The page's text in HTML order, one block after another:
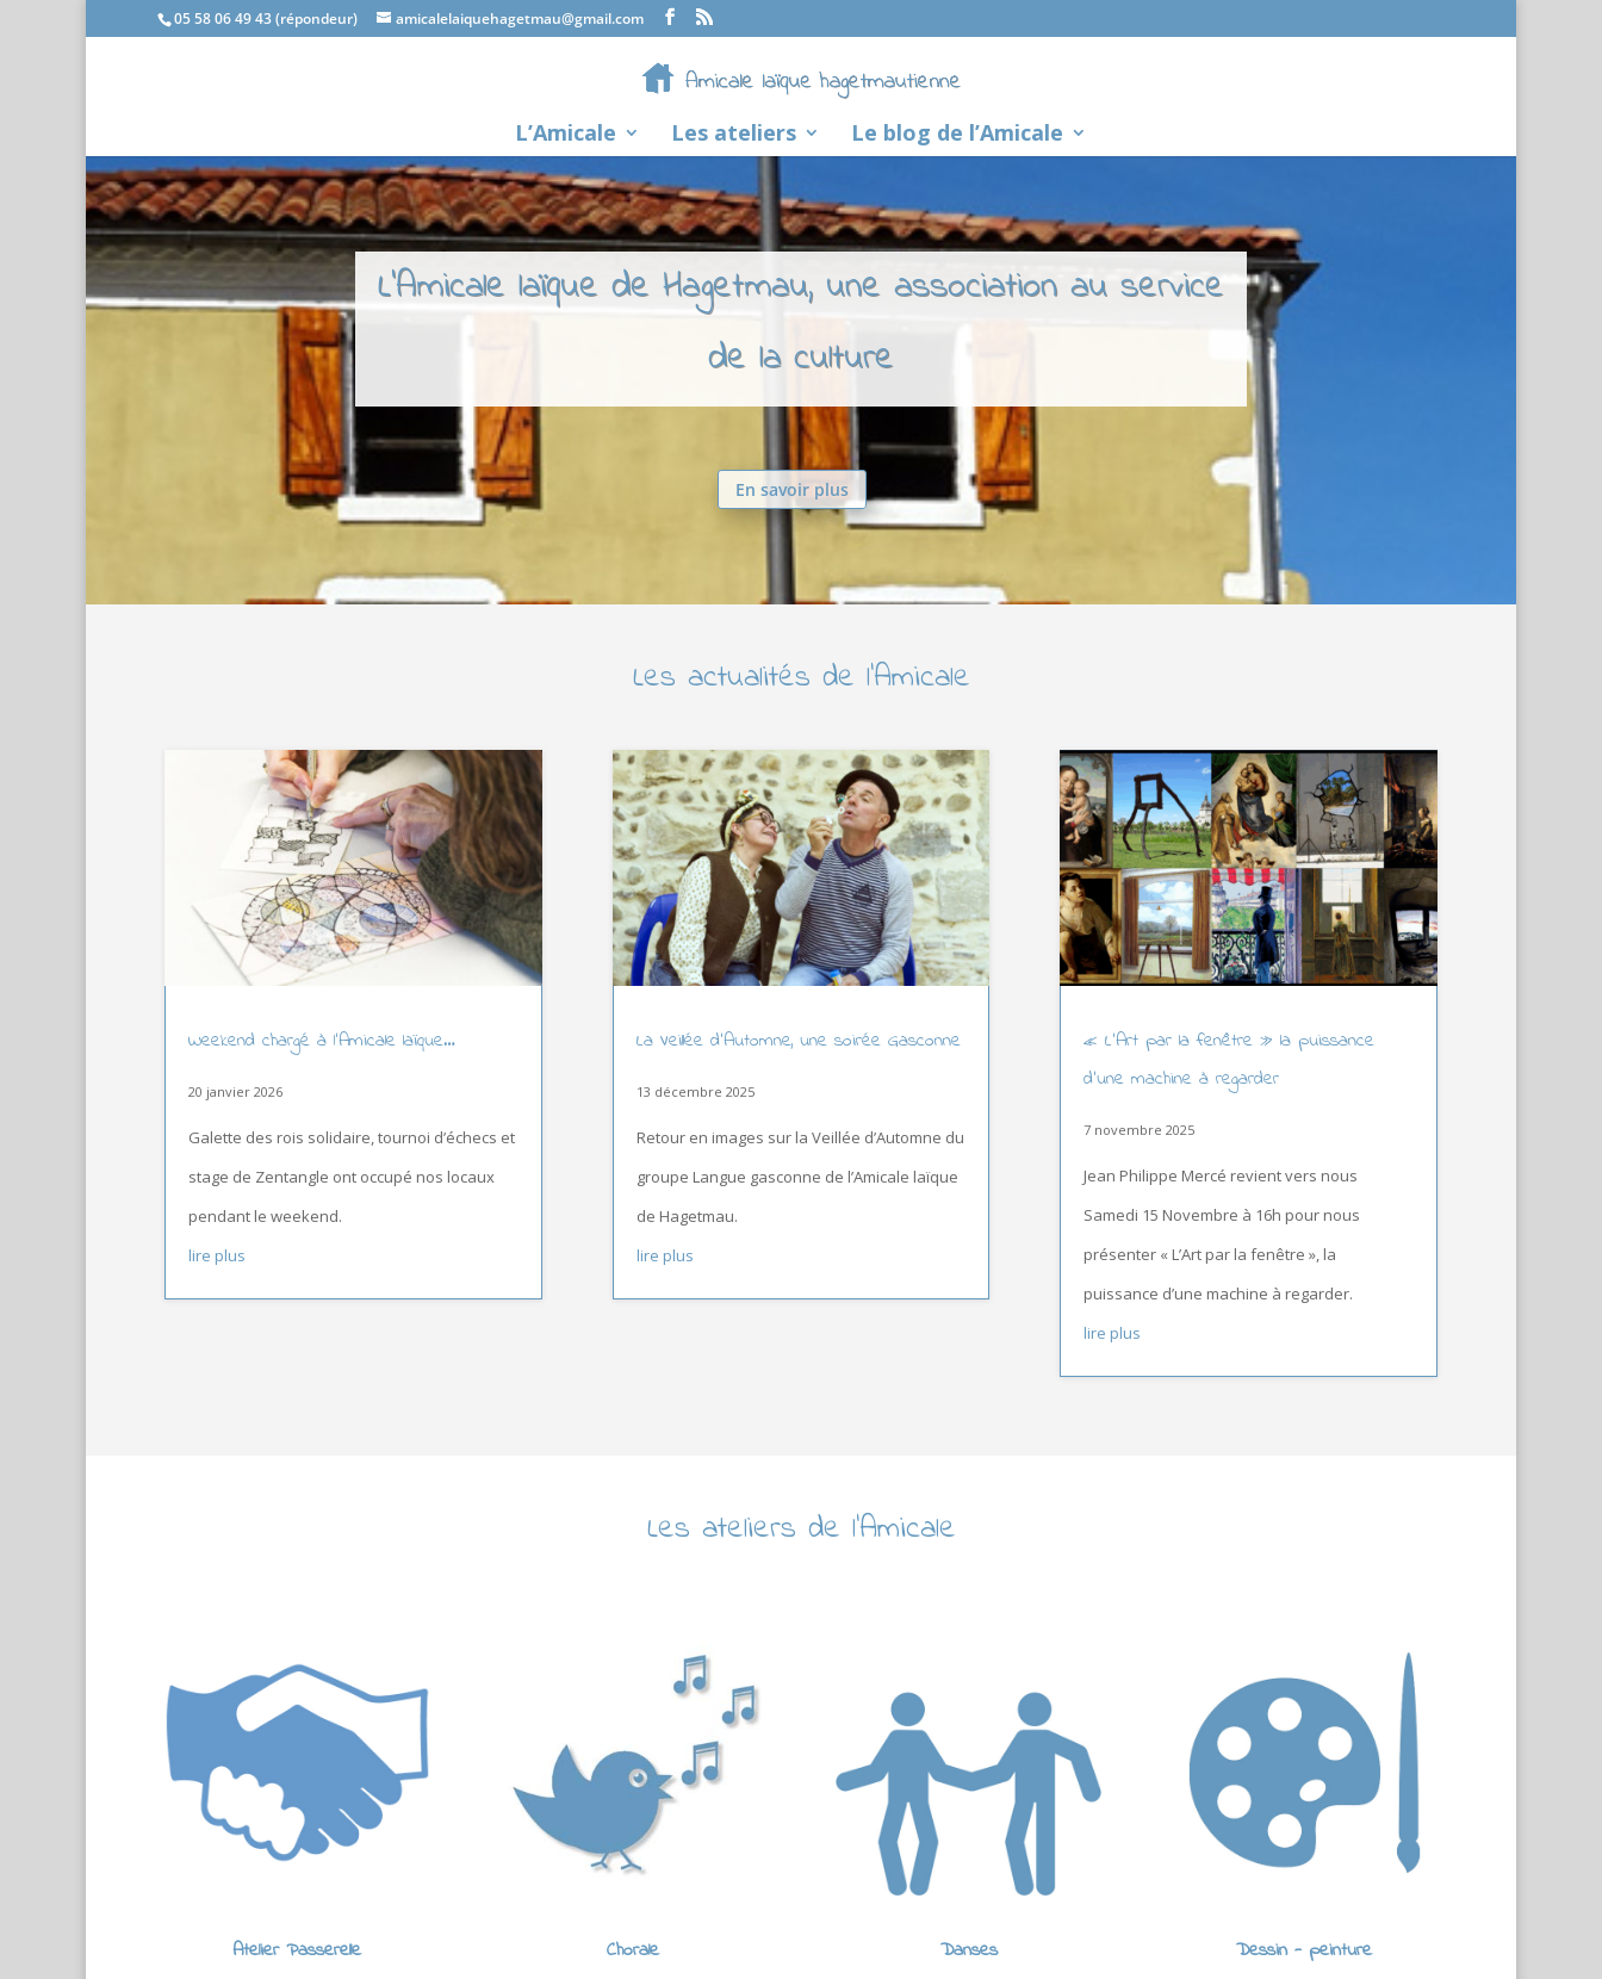
05 58 06 49 43 (répondeur) amicalelaiquehagetmau@gmail.com
L’Amicale Les ateliers Le blog de l’Amicale
L'Amicale laïque de Hagetmau, une association au service
de la culture
En savoir plus
Les actualités de l’Amicale
Weekend chargé à l’Amicale laïque…
20 janvier 2026
Galette des rois solidaire, tournoi d’échecs et
stage de Zentangle ont occupé nos locaux
pendant le weekend.
lire plus
La Veillée d’Automne, une soirée Gasconne
13 décembre 2025
Retour en images sur la Veillée d’Automne du
groupe Langue gasconne de l’Amicale laïque
de Hagetmau.
lire plus
« L’Art par la fenêtre » la puissance
d’une machine à regarder
7 novembre 2025
Jean Philippe Mercé revient vers nous
Samedi 15 Novembre à 16h pour nous
présenter « L’Art par la fenêtre », la
puissance d’une machine à regarder.
lire plus
Les ateliers de l’Amicale
Atelier Passerelle Chorale Danses Dessin - peinture